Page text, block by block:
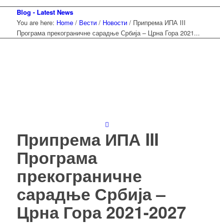
Blog - Latest News
You are here: Home / Вести / Новости / Припрема ИПА III
Програма прекограничне сарадње Србија – Црна Гора 2021...
Припрема ИПА III
Програма
прекограничне
сарадње Србија –
Црна Гора 2021-2027